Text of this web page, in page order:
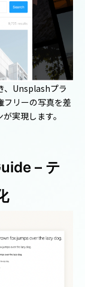
、Unsplashプラ
フリーの写真を差
実現します。
– テ